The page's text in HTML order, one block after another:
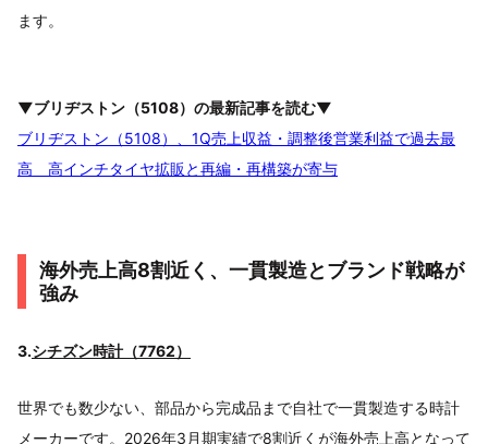
ます。
▼ブリヂストン（5108）の最新記事を読む▼
ブリヂストン（5108）、1Q売上収益・調整後営業利益で過去最
高 高インチタイヤ拡販と再編・再構築が寄与
海外売上高8割近く、一貫製造とブランド戦略が
強み
3.シチズン時計（7762）
世界でも数少ない、部品から完成品まで自社で一貫製造する時計
メーカーです。2026年3月期実績で8割近くが海外売上高となって